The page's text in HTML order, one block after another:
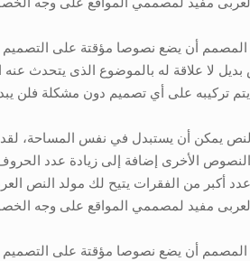
أن يضع نصوصا مؤقتة على التصميم
لا علاقة له بالموضوع الذى يتحدث عنه
تركيبه على أي تصميم دون مشكلة فلن
يمكن أن يستبدل في نفس المساحة، لقد
النصوص الأخرى إضافة إلى زيادة عدد
عدد أكبر من الفقرات يتيح لك مولد النص
العربى مفيد لمصممي المواقع على وجه
أن يضع نصوصا مؤقتة على التصميم